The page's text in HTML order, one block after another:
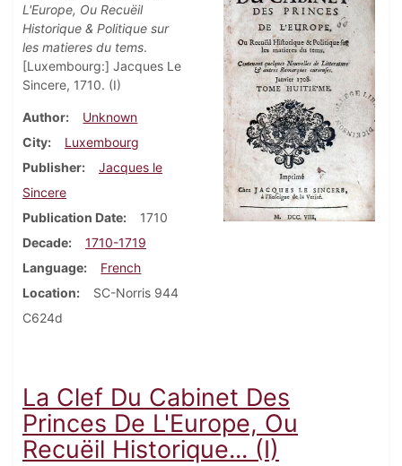
L'Europe, Ou Recuëil
Historique & Politique sur
les matieres du tems.
[Luxembourg:] Jacques Le
Sincere, 1710. (I)
Author
Unknown
City
Luxembourg
Publisher
Jacques le
Sincere
Publication Date
1710
Decade
1710-1719
Language
French
Location
SC-Norris 944
C624d
La Clef Du Cabinet Des
Princes De L'Europe, Ou
Recuëil Historique... (I)